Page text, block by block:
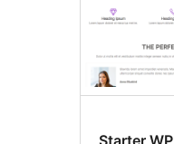
Starter WP